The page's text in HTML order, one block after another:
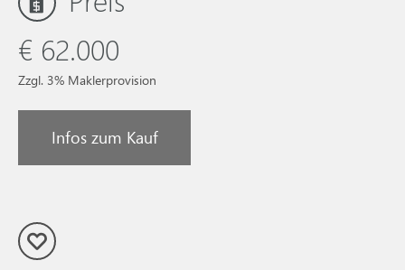
€ 62.000
Zzgl. 3% Maklerprovision
Infos zum Kauf